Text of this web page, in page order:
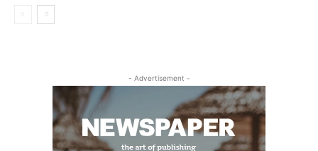
- Advertisement -